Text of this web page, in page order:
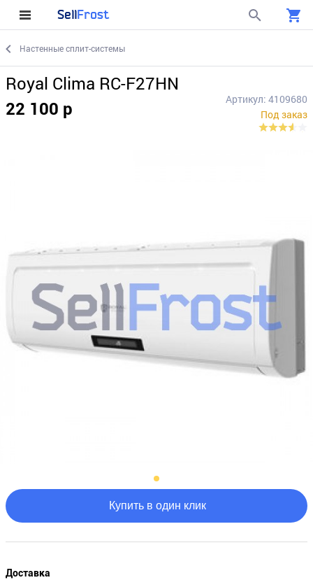
SellFrost
Настенные сплит-системы
Royal Clima RC-F27HN
22 100 р
Артикул: 4109680
Под заказ
Купить в один клик
Доставка